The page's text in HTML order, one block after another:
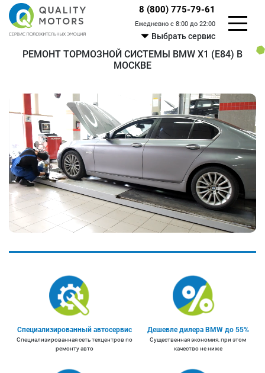
8 (800) 775-79-61
Ежедневно с 8:00 до 22:00
Выбрать сервис
РЕМОНТ ТОРМОЗНОЙ СИСТЕМЫ BMW X1 (E84) В
МОСКВЕ
Специализированный автосервис
Специализированная сеть техцентров по
ремонту авто
Дешевле дилера BMW до 55%
Существенная экономия, при этом
качество не ниже